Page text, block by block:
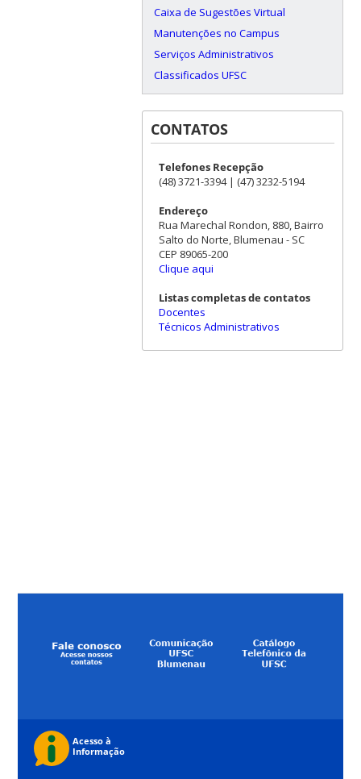
Caixa de Sugestões Virtual
Manutenções no Campus
Serviços Administrativos
Classificados UFSC
CONTATOS
Telefones Recepção
(48) 3721-3394 | (47) 3232-5194
Endereço
Rua Marechal Rondon, 880, Bairro
Salto do Norte, Blumenau - SC
CEP 89065-200
Clique aqui
Listas completas de contatos
Docentes
Técnicos Administrativos